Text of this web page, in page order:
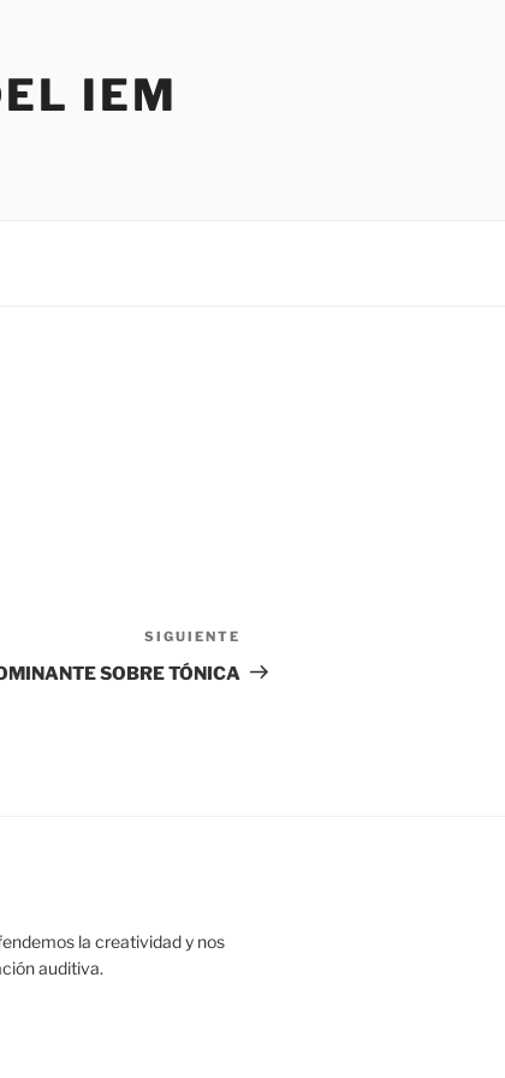
IEM
entrada
SIGUIENTE
SOBRE TÓNICA
la creatividad y nos
auditiva.